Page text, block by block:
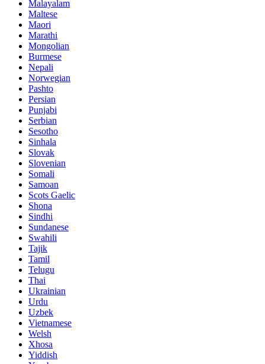
Malayalam
Maltese
Maori
Marathi
Mongolian
Burmese
Nepali
Norwegian
Pashto
Persian
Punjabi
Serbian
Sesotho
Sinhala
Slovak
Slovenian
Somali
Samoan
Scots Gaelic
Shona
Sindhi
Sundanese
Swahili
Tajik
Tamil
Telugu
Thai
Ukrainian
Urdu
Uzbek
Vietnamese
Welsh
Xhosa
Yiddish